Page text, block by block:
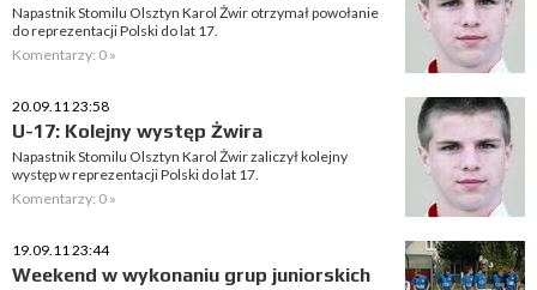
Napastnik Stomilu Olsztyn Karol Żwir otrzymał powołanie
do reprezentacji Polski do lat 17.
Komentarzy: 0 »
20.09.11 23:58
U-17: Kolejny występ Żwira
Napastnik Stomilu Olsztyn Karol Żwir zaliczył kolejny
występ w reprezentacji Polski do lat 17.
Komentarzy: 0 »
19.09.11 23:44
Weekend w wykonaniu grup juniorskich